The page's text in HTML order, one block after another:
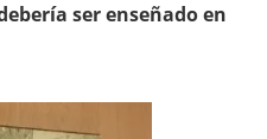
ser enseñado en